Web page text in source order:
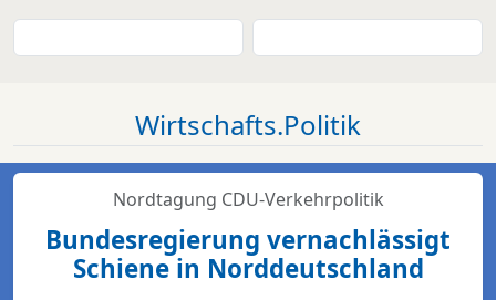
Wirtschafts.Politik
Nordtagung CDU-Verkehrpolitik
Bundesregierung vernachlässigt
Schiene in Norddeutschland